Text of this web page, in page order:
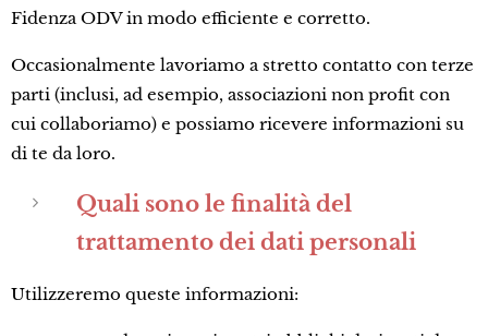
Fidenza ODV in modo efficiente e corretto.
Occasionalmente lavoriamo a stretto contatto con terze
parti (inclusi, ad esempio, associazioni non profit con
cui collaboriamo) e possiamo ricevere informazioni su
di te da loro.
Quali sono le finalità del
trattamento dei dati personali
Utilizzeremo queste informazioni: